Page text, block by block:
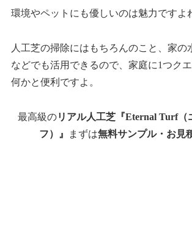
環境やペットにも優しいのは魅力ですよ
人工芝の掃除にはもちろんのこと、家の
などでも活用できるので、家庭に1つクエ
何かと便利ですよ。
最高級のリアル人工芝『Eternal Turf（
フ）』
まずは無料サンプル・お見